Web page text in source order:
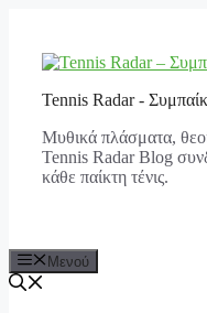
περιεχόμενο
Tennis Radar -
Μυθικά πλάσματα,
Tennis Radar Blog
κάθε παίκτη τένις.
Μενού